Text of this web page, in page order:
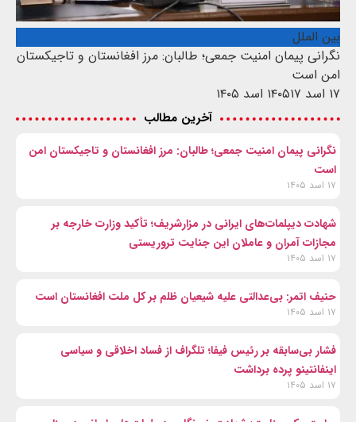
بین الملل
نگرانی پیمان امنیت جمعی؛ طالبان: مرز افغانستان و تاجیکستان
امن است
۱۷ اسد ۱۴۰۵
۱۷ اسد ۱۴۰۵
آخرین مطالب
نگرانی پیمان امنیت جمعی؛ طالبان: مرز افغانستان و تاجیکستان امن
است
۱۷ اسد ۱۴۰۵
شهادت‌ دیپلمات‌های ایرانی در مزارشریف؛ تأکید وزارت خارجه بر
مجازات آمران و عاملان این جنایت تروریستی
۱۷ اسد ۱۴۰۵
حنیف اتمر: بی‌عدالتی علیه شیعیان ظلم بر کل ملت افغانستان است
۱۷ اسد ۱۴۰۵
فشار بی‌سابقه بر رئیس فیفا؛ تلگراف از فساد اخلاقی و سیاسی
اینفانتینو پرده برداشت
۱۷ اسد ۱۴۰۵